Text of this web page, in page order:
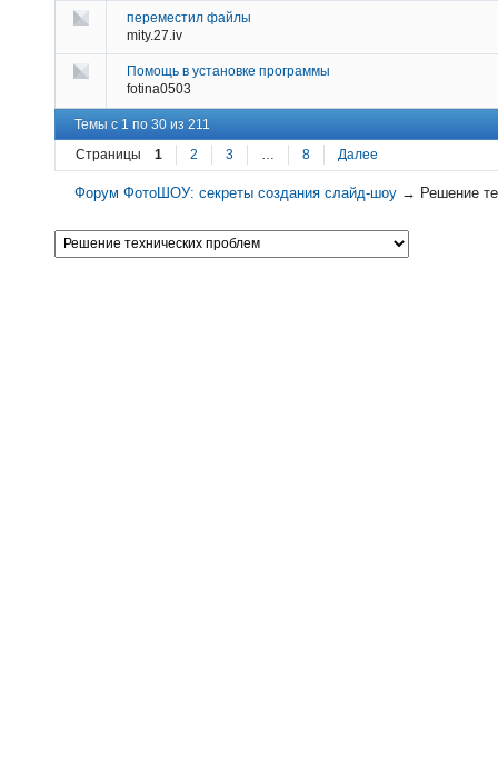
переместил файлы
mity.27.iv
Помощь в установке программы
fotina0503
Темы с 1 по 30 из 211
Страницы
1 2 3 … 8 Далее
Форум ФотоШОУ: секреты создания слайд-шоу → Решение